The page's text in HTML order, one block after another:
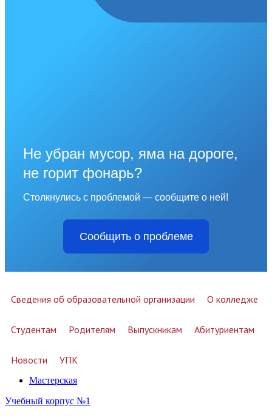
Не убран мусор, яма на дороге,
не горит фонарь?
Столкнулись с проблемой — сообщите о ней!
Сообщить о проблеме
Сведения об образовательной организации О колледже
Студентам Родителям Выпускникам Абитуриентам
Новости УПК
Мастерская
Учебный корпус №1